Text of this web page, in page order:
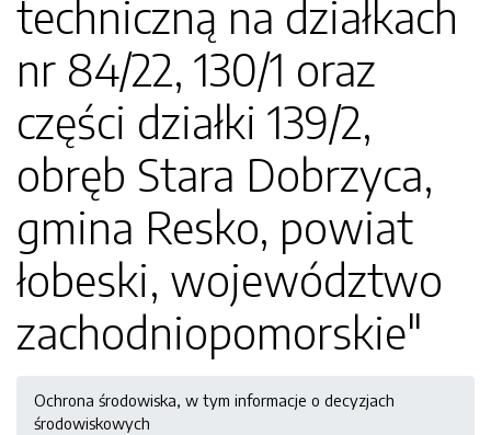
techniczną na działkach
nr 84/22, 130/1 oraz
części działki 139/2,
obręb Stara Dobrzyca,
gmina Resko, powiat
łobeski, województwo
zachodniopomorskie"
Ochrona środowiska, w tym informacje o decyzjach
środowiskowych